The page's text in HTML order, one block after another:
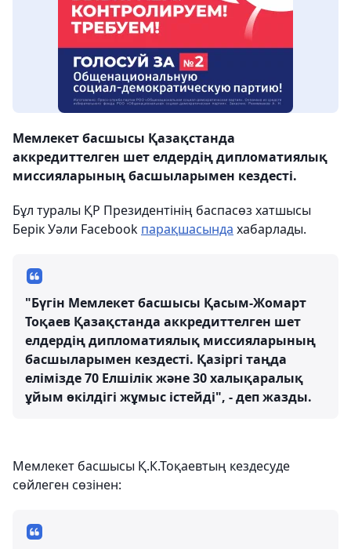
Мемлекет басшысы Қазақстанда
аккредиттелген шет елдердің дипломатиялық
миссияларының басшыларымен кездесті.
Бұл туралы ҚР Президентінің баспасөз хатшысы
Берік Уәли Facebook парақшасында хабарлады.
"Бүгін Мемлекет басшысы Қасым-Жомарт
Тоқаев Қазақстанда аккредиттелген шет
елдердің дипломатиялық миссияларының
басшыларымен кездесті. Қазіргі таңда
елімізде 70 Елшілік және 30 халықаралық
ұйым өкілдігі жұмыс істейді", - деп жазды.
Мемлекет басшысы Қ.К.Тоқаевтың кездесуде
сөйлеген сөзінен: